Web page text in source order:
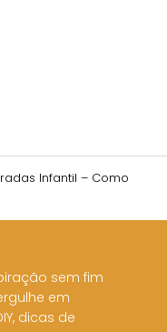
Infantil – Como
sem fim
em
dicas de